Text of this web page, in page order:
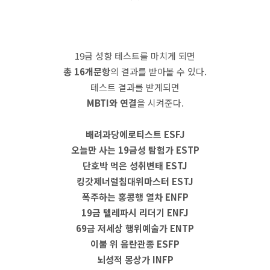
19금 성향 테스트를 마치게 되면
총 16개문항의 결과를 받아볼 수 있다.
테스트 결과를 받게되면
MBTI와 연결을 시켜준다.
배려과당에로티스트 ESFJ
오늘만 사는 19금성 탐험가 ESTP
단호박 먹은 성취변태 ESTJ
킹갓제너럴침대위마스터 ESTJ
폭주하는 홍콩행 열차 ENFP
19금 텔레파시 리더기 ENFJ
69금 저세상 행위예술가 ENTP
이불 위 음란관종 ESFP
뇌성적 몽상가 INFP